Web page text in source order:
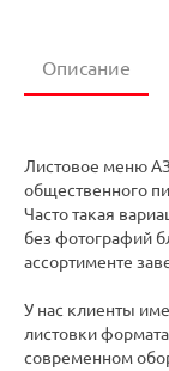
Описание
Листовое меню
общественного
Часто такая
без фотографий
ассортименте
У нас клиенты
листовки
современном